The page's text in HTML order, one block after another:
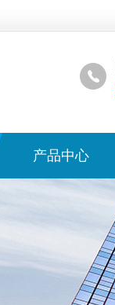
产品中心